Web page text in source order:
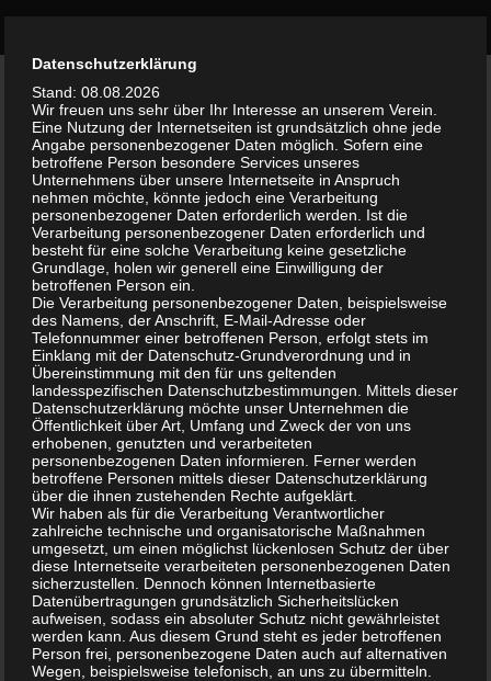
0
AKTUELLES 2. AUGUST 2023
Sommerfest 2023 am 26.8. auf
Olven1
Aktuelle Informationen zum Sommerfest 2023 In
wenigen Tagen, am 26.8., findet das diesjährige
Olvenstedter Sommerfest auf Olven 1 statt.
Plakate und Flyer sind ausreichend vorhanden.
Diese können dienstags ab 18:30 Uhr oder nach
Vereinbarung...
0
AKTUELLES/ALLGEMEIN/TERMINE 28. JULI 2018
Olvenstedter Sommerfest 2018 am
25.8. ab 11:00Uhr
Werte MitbürgerInnen, werte Gäste! Das
diesjährige Sommerfest in Olvenstedt findet am
25.August von 11:00 bis 22:00Uhr auf Marktplatz
Olven1 statt. Auszüge aus dem Programm: Ab
Durch die weitere Nutzung der Seite stimmst du der Verwendung
Datenschutzerklärung
Stand: 08.08.2026
Wir freuen uns sehr über Ihr Interesse an unserem Verein.
Eine Nutzung der Internetseiten ist grundsätzlich ohne jede
Angabe personenbezogener Daten möglich. Sofern eine
betroffene Person besondere Services unseres
Unternehmens über unsere Internetseite in Anspruch
nehmen möchte, könnte jedoch eine Verarbeitung
personenbezogener Daten erforderlich werden. Ist die
Verarbeitung personenbezogener Daten erforderlich und
besteht für eine solche Verarbeitung keine gesetzliche
Grundlage, holen wir generell eine Einwilligung der
betroffenen Person ein.
Die Verarbeitung personenbezogener Daten, beispielsweise
des Namens, der Anschrift, E-Mail-Adresse oder
Telefonnummer einer betroffenen Person, erfolgt stets im
Einklang mit der Datenschutz-Grundverordnung und in
Übereinstimmung mit den für uns geltenden
landesspezifischen Datenschutzbestimmungen. Mittels dieser
Datenschutzerklärung möchte unser Unternehmen die
Öffentlichkeit über Art, Umfang und Zweck der von uns
erhobenen, genutzten und verarbeiteten
personenbezogenen Daten informieren. Ferner werden
betroffene Personen mittels dieser Datenschutzerklärung
über die ihnen zustehenden Rechte aufgeklärt.
Wir haben als für die Verarbeitung Verantwortlicher
zahlreiche technische und organisatorische Maßnahmen
umgesetzt, um einen möglichst lückenlosen Schutz der über
diese Internetseite verarbeiteten personenbezogenen Daten
sicherzustellen. Dennoch können Internetbasierte
Datenübertragungen grundsätzlich Sicherheitslücken
aufweisen, sodass ein absoluter Schutz nicht gewährleistet
werden kann. Aus diesem Grund steht es jeder betroffenen
Person frei, personenbezogene Daten auch auf alternativen
Wegen, beispielsweise telefonisch, an uns zu übermitteln.